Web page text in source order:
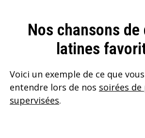
Nos chansons de
latines
Voici un exemple de ce que
entendre lors de nos soirées
supervisées.